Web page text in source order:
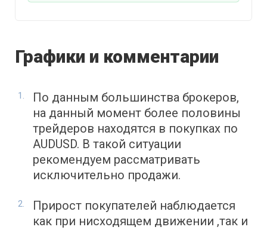
Графики и комментарии
По данным большинства брокеров,
на данный момент более половины
трейдеров находятся в покупках по
AUDUSD. В такой ситуации
рекомендуем рассматривать
исключительно продажи.
Прирост покупателей наблюдается
как при нисходящем движении ,так и